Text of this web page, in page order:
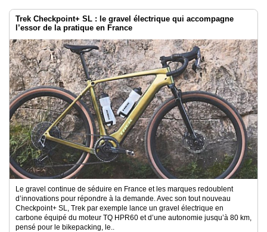
Trek Checkpoint+ SL : le gravel électrique qui accompagne
l’essor de la pratique en France
Le gravel continue de séduire en France et les marques redoublent
d’innovations pour répondre à la demande. Avec son tout nouveau
Checkpoint+ SL, Trek par exemple lance un gravel électrique en
carbone équipé du moteur TQ HPR60 et d’une autonomie jusqu’à 80 km,
pensé pour le bikepacking, le..